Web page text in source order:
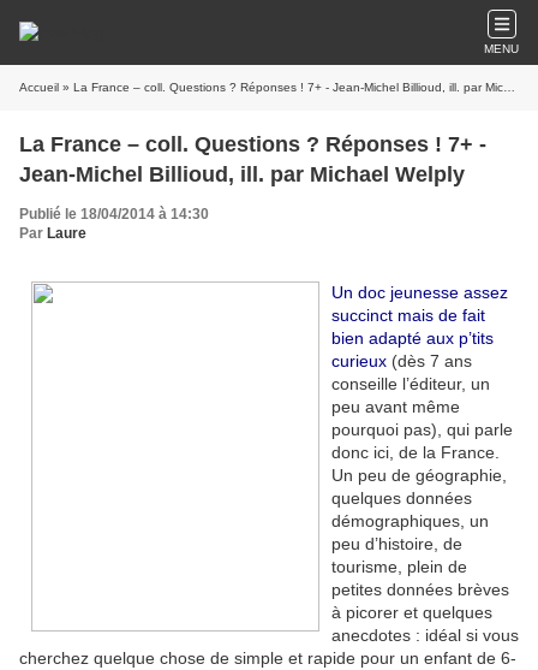
MENU
Accueil » La France – coll. Questions ? Réponses ! 7+ - Jean-Michel Billioud, ill. par Michael Welply
La France – coll. Questions ? Réponses ! 7+ -
Jean-Michel Billioud, ill. par Michael Welply
Publié le 18/04/2014 à 14:30
Par Laure
Un doc jeunesse assez
succinct mais de fait
bien adapté aux p’tits
curieux (dès 7 ans
conseille l’éditeur, un
peu avant même
pourquoi pas), qui parle
donc ici, de la France.
Un peu de géographie,
quelques données
démographiques, un
peu d’histoire, de
tourisme, plein de
petites données brèves
à picorer et quelques
anecdotes : idéal si vous
cherchez quelque chose de simple et rapide pour un enfant de 6-